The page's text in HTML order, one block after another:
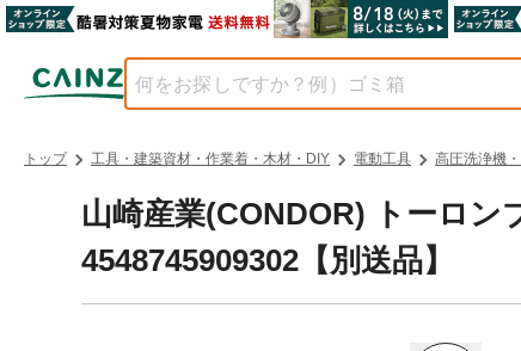
トップ 工具・建築資材・作業着・木材・DIY 電動工具 高圧洗浄機
山崎産業(CONDOR) トーロン
4548745909302【別送品】